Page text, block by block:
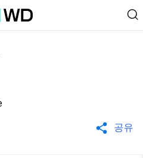
공유